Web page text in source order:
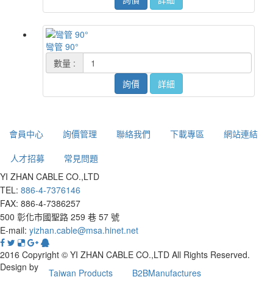
彎管 90°
數量 :
詢價
詳細
會員中心 詢價管理 聯絡我們 下載專區
網站連結
人才招募
常見問題
YI ZHAN CABLE CO.,LTD
TEL: 886-4-7376146
FAX: 886-4-7386257
500 彰化市國聖路 259 巷 57 號
E-mail: yizhan.cable@msa.hinet.net
2016 Copyright © YI ZHAN CABLE CO.,LTD All Rights Reserved.
Design by
Taiwan Products B2BManufactures